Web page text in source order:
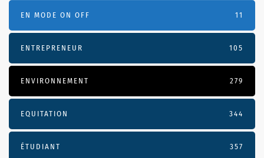
EN MODE ON OFF 11
ENTREPRENEUR 105
ENVIRONNEMENT 279
EQUITATION 344
ÉTUDIANT 357